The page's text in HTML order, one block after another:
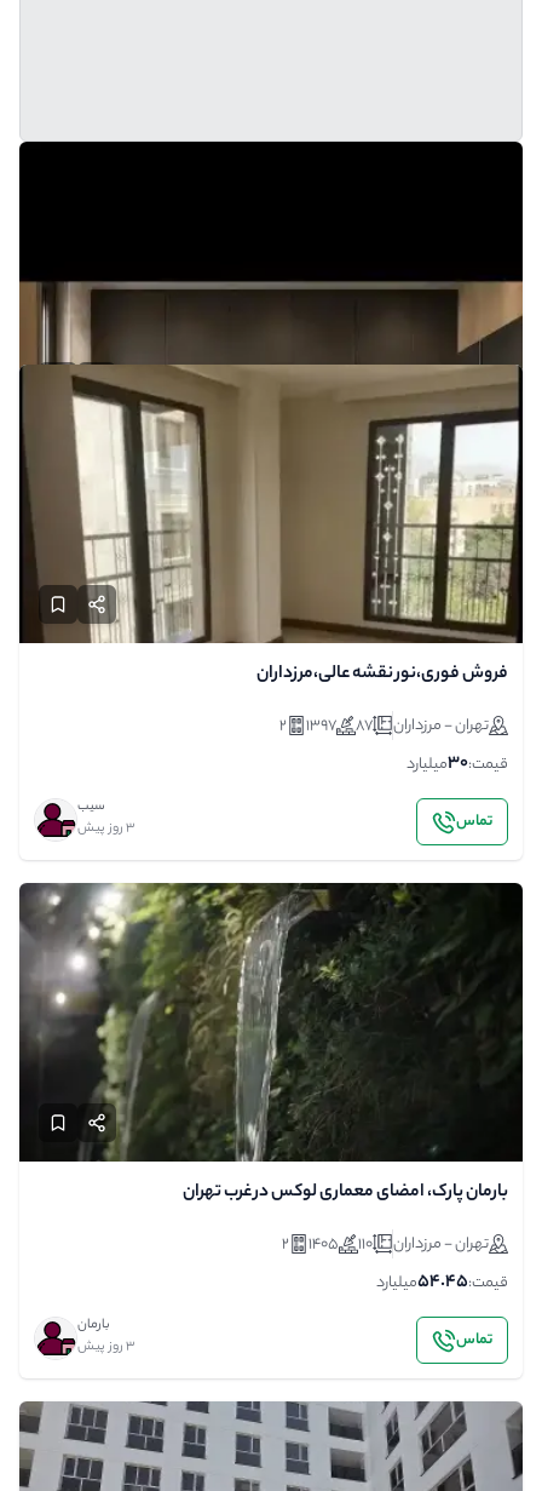
تهران - مرزداران
قیمت:29.50میلیارد
تماس
سیب
3 روز پیش
فروش فوری،نور نقشه عالی،مرزداران
تهران - مرزداران 87
1397
2
قیمت:30میلیارد
تماس
سیب
3 روز پیش
بارمان پارک، امضای معماری لوکس در غرب تهران
تهران - مرزداران 110
1405
2
قیمت:54.45میلیارد
تماس
بارمان
3 روز پیش